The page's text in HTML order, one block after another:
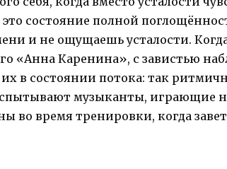
состояние полной
и не ощущаешь усталости.
«Анна Каренина», с завистью
в состоянии потока: так
музыканты, играющие
во время тренировки, когда